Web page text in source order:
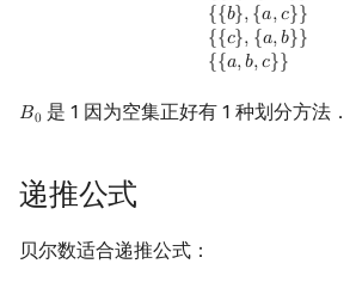
致谢 CLion
Testlib
Polygon
OJ 工具
pb_ds
Java 进阶 堆排序
二分
倍增
构造
回溯法
Dancing Links
Alpha–Beta 剪枝
数位 DP
插头 DP
计数 DP
Z 函数（扩展 KMP）
AC 自动机
后缀数组 (SA)
裴蜀定理 & 一次不定方程
费马小定理 & 欧拉定理
模逆元
线性同余方程
多项式多点求值|快速插值
多项式初等函数
常系数齐次线性递推
多项式平移|连续点值平移
线性映射
特征多项式
对角化
单调栈
单调队列
ST 表
红黑树
树分治
最短路问题
生成树问题
斯坦纳树
旋转卡壳
半平面交
平面最近点对
计算理论基础
字节顺序
约瑟夫问题
{{𝑏},{𝑎,𝑐}}
{{𝑐}, {𝑎,𝑏}}
{{𝑎,𝑏,𝑐}}
𝐵0
B0 是 1 因为空集正好有 1 种划分方法．
递推公式
贝尔数适合递推公式：